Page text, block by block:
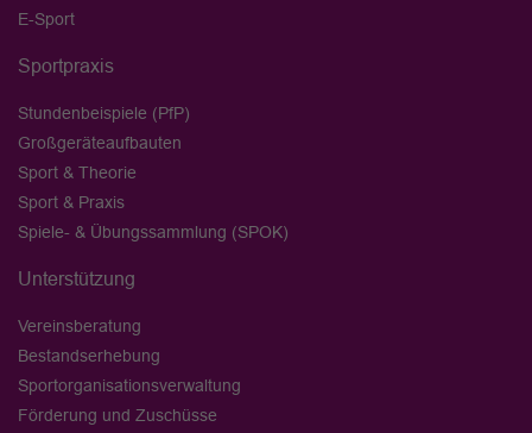
E-Sport
Sportpraxis
Stundenbeispiele (PfP)
Großgeräteaufbauten
Sport & Theorie
Sport & Praxis
Spiele- & Übungssammlung (SPOK)
Unterstützung
Vereinsberatung
Bestandserhebung
Sportorganisationsverwaltung
Förderung und Zuschüsse